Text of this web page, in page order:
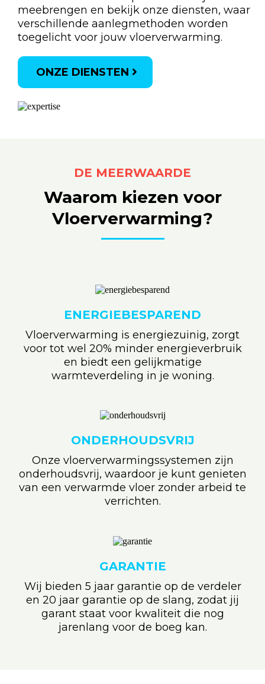
meebrengen en bekijk onze diensten, waar
verschillende aanlegmethoden worden
toegelicht voor jouw vloerverwarming.
ONZE DIENSTEN
DE MEERWAARDE
Waarom kiezen voor
Vloerverwarming?
ENERGIEBESPAREND
Vloerverwarming is energiezuinig, zorgt
voor tot wel 20% minder energieverbruik
en biedt een gelijkmatige
warmteverdeling in je woning.
ONDERHOUDSVRIJ
Onze vloerverwarmingssystemen zijn
onderhoudsvrij, waardoor je kunt genieten
van een verwarmde vloer zonder arbeid te
verrichten.
GARANTIE
Wij bieden 5 jaar garantie op de verdeler
en 20 jaar garantie op de slang, zodat jij
garant staat voor kwaliteit die nog
jarenlang voor de boeg kan.